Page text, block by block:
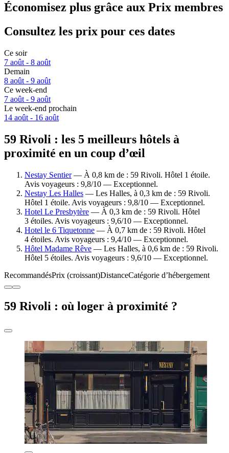
Économisez plus grâce aux Prix membres
Consultez les prix pour ces dates
Ce soir
7 août - 8 août
Demain
8 août - 9 août
Ce week-end
7 août - 9 août
Le week-end prochain
14 août - 16 août
59 Rivoli : les 5 meilleurs hôtels à
proximité en un coup d’œil
Nestay Sentier— À 0,8 km de : 59 Rivoli. Hôtel 1 étoile.
Avis voyageurs : 9,8/10 — Exceptionnel.
Nestay Les Halles — Les Halles, à 0,3 km de : 59 Rivoli.
Hôtel 1 étoile. Avis voyageurs : 9,8/10 — Exceptionnel.
Hotel Le Presbytère — À 0,3 km de : 59 Rivoli. Hôtel
3 étoiles. Avis voyageurs : 9,6/10 — Exceptionnel.
Hotel le 6 Tiquetonne — À 0,7 km de : 59 Rivoli. Hôtel
4 étoiles. Avis voyageurs : 9,4/10 — Exceptionnel.
Hôtel Madame Rêve — Les Halles, à 0,6 km de : 59 Rivoli.
Hôtel 5 étoiles. Avis voyageurs : 9,6/10 — Exceptionnel.
RecommandésPrix (croissant)DistanceCatégorie d’hébergement
59 Rivoli : où loger à proximité ?